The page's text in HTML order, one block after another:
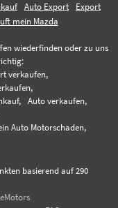
Auto Export
Export
mein Mazda
wiederfinden oder zu uns
verkaufen,
Auto verkaufen,
Auto Motorschaden,
basierend auf290